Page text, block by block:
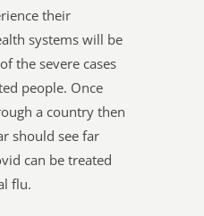
their
systems will be
the severe cases
people. Once
a country then
should see far
can be treated
flu.